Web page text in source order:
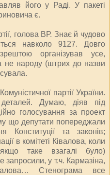
його у Раді. У пакеті
є.
голова ВР. Знає й чудово
навколо 9127. Довго
організував усе,
не народу (штрих до назви
партії України.
Думаю, діяв під
голосування за проект
що депутати попереджали
Конституції та законів;
в комітеті Ківалова, коли
таке взагалі було)
запросили, у т.ч. Кармазіна,
Стенограма все